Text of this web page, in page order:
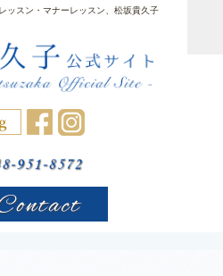
ッスン・マナーレッスン、松坂貴久子